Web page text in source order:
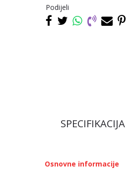
Podijeli
SPECIFIKACIJA
Osnovne informacije